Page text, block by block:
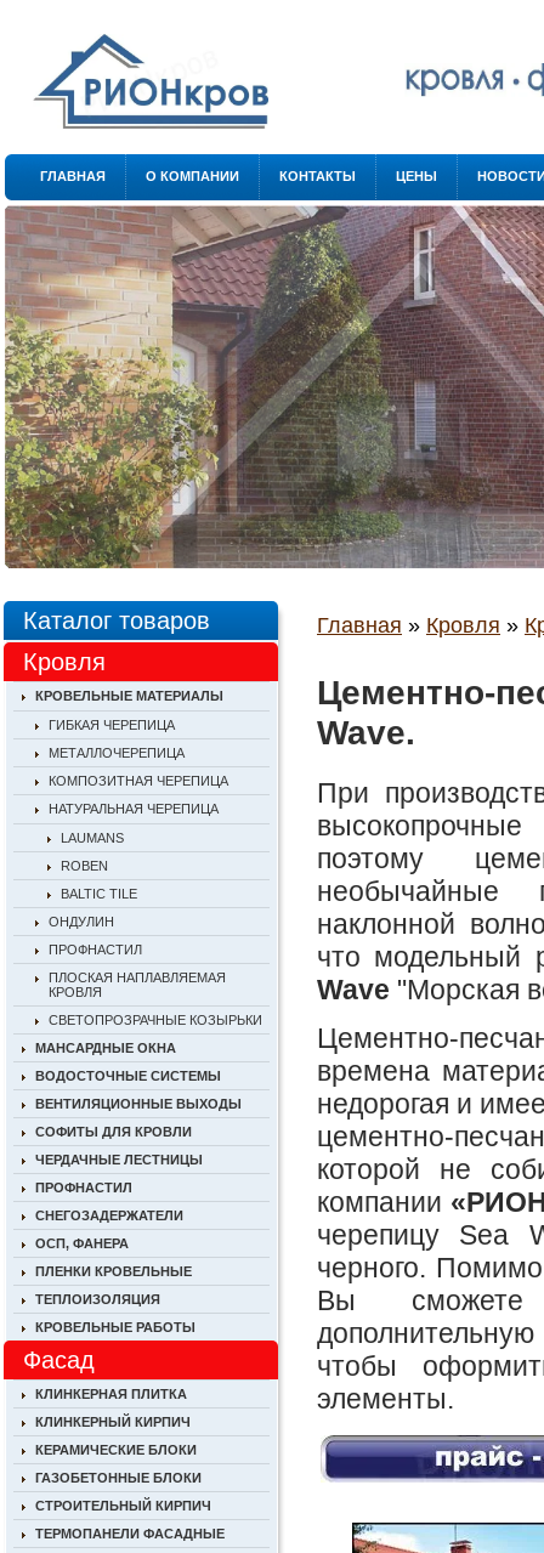
ГЛАВНАЯ О КОМПАНИИ КОНТАКТЫ ЦЕНЫ
Главная » Кровля »
Цементно-
Wave.
При
поэтому
необычайные
наклонной
что модельный
Wave "Морская
Цементно-
времена
недорогая и
цементно-
которой не
компании
черепицу Sea
черного.
Вы сможете
чтобы
элементы.
Каталог товаров
Кровля
КРОВЕЛЬНЫЕ МАТЕРИАЛЫ
ГИБКАЯ ЧЕРЕПИЦА
МЕТАЛЛОЧЕРЕПИЦА
КОМПОЗИТНАЯ ЧЕРЕПИЦА
НАТУРАЛЬНАЯ ЧЕРЕПИЦА
LAUMANS
ROBEN
BALTIC TILE
ОНДУЛИН
ПРОФНАСТИЛ
ПЛОСКАЯ НАПЛАВЛЯЕМАЯ
КРОВЛЯ
СВЕТОПРОЗРАЧНЫЕ КОЗЫРЬКИ
МАНСАРДНЫЕ ОКНА
ВОДОСТОЧНЫЕ СИСТЕМЫ
ВЕНТИЛЯЦИОННЫЕ ВЫХОДЫ
СОФИТЫ ДЛЯ КРОВЛИ
ЧЕРДАЧНЫЕ ЛЕСТНИЦЫ
ПРОФНАСТИЛ
СНЕГОЗАДЕРЖАТЕЛИ
ОСП, ФАНЕРА
ПЛЕНКИ КРОВЕЛЬНЫЕ
ТЕПЛОИЗОЛЯЦИЯ
КРОВЕЛЬНЫЕ РАБОТЫ
Фасад
КЛИНКЕРНАЯ ПЛИТКА
КЛИНКЕРНЫЙ КИРПИЧ
КЕРАМИЧЕСКИЕ БЛОКИ
ГАЗОБЕТОННЫЕ БЛОКИ
СТРОИТЕЛЬНЫЙ КИРПИЧ
ТЕРМОПАНЕЛИ ФАСАДНЫЕ